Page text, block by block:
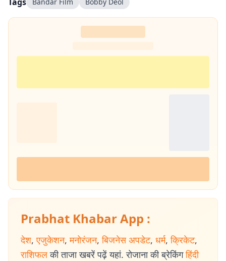
Prabhat Khabar App :
देश, एजुकेशन, मनोरंजन, बिजनेस अपडेट, धर्म, क्रिकेट,
राशिफल की ताजा खबरें पढ़ें यहां. रोजाना की ब्रेकिंग हिंदी